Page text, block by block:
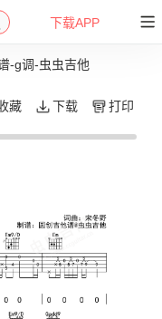
下载APP
-g调-虫虫吉他
藏 下载 打印